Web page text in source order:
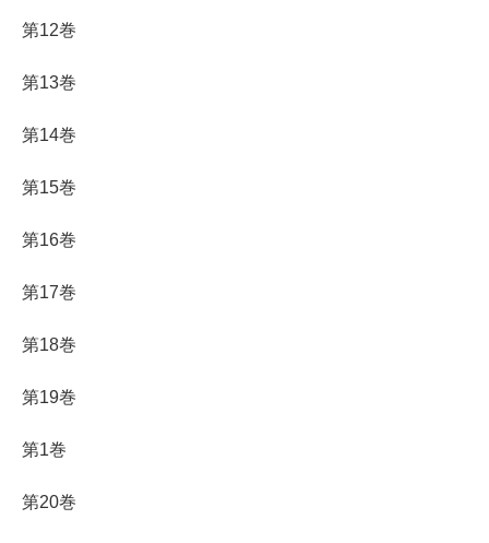
第12巻
第13巻
第14巻
第15巻
第16巻
第17巻
第18巻
第19巻
第1巻
第20巻